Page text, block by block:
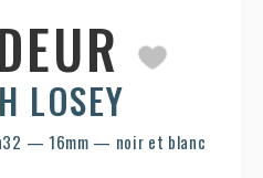
LOSEY
— 16mm — noir et blanc